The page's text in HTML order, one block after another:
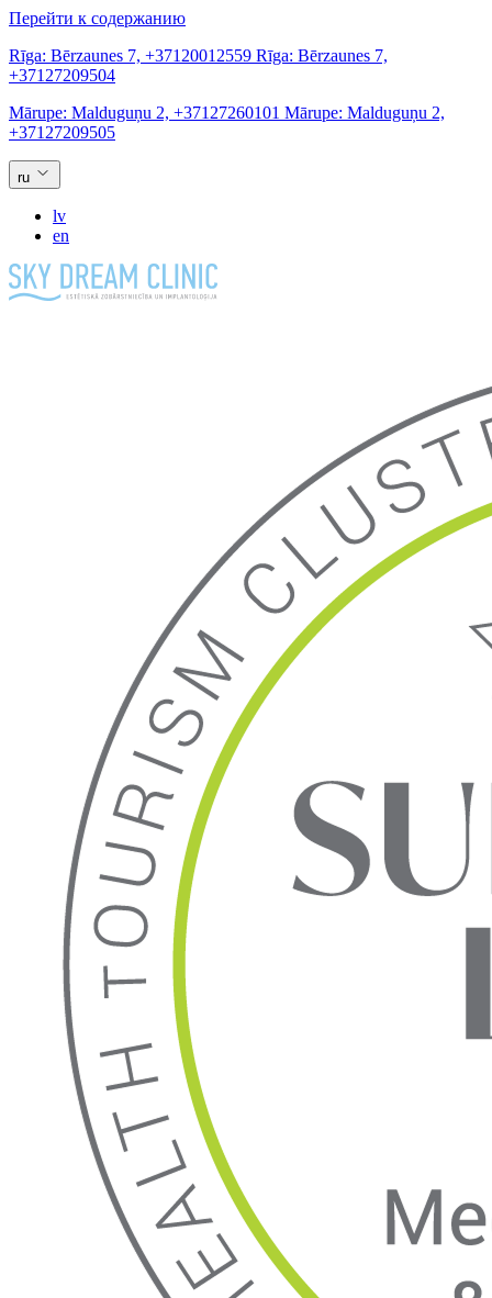
Перейти к содержанию
Rīga: Bērzaunes 7, +37120012559 Rīga: Bērzaunes 7,
+37127209504
Mārupe: Malduguņu 2, +37127260101 Mārupe: Malduguņu 2,
+37127209505
ru
lv
en